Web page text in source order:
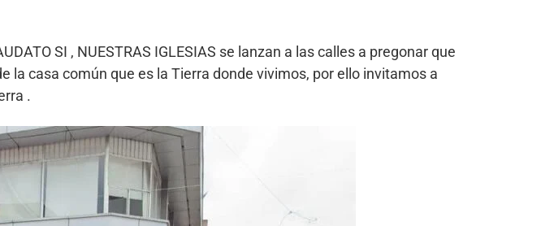
SI , NUESTRAS IGLESIAS se lanzan a las calles a pregonar que
casa común que es la Tierra donde vivimos, por ello invitamos a
.